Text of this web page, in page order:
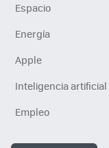
Espacio
Energía
Apple
Inteligencia artificial
Empleo